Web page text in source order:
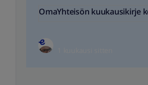
OmaYhteisön kuukausikirje